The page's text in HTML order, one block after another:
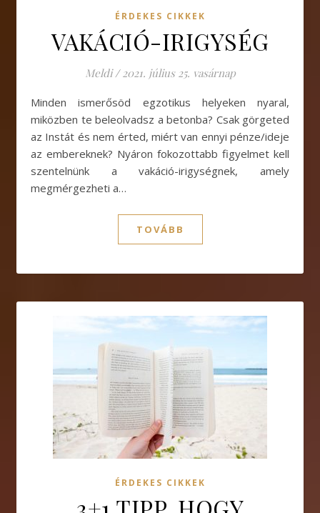
ÉRDEKES CIKKEK
VAKÁCIÓ-IRIGYSÉG
Meldi / 2021. július 25. vasárnap
Minden ismerősöd egzotikus helyeken nyaral,
miközben te beleolvadsz a betonba? Csak görgeted
az Instát és nem érted, miért van ennyi pénze/ideje
az embereknek? Nyáron fokozottabb figyelmet kell
szentelnünk a vakáció-irigységnek, amely
megmérgezheti a…
TOVÁBB
ÉRDEKES CIKKEK